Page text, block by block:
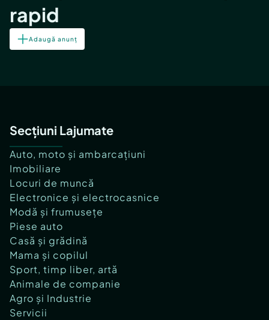
rapid
Adaugă anunț
Secțiuni Lajumate
Auto, moto și ambarcațiuni
Imobiliare
Locuri de muncă
Electronice și electrocasnice
Modă și frumusețe
Piese auto
Casă și grădină
Mama și copilul
Sport, timp liber, artă
Animale de companie
Agro și Industrie
Servicii